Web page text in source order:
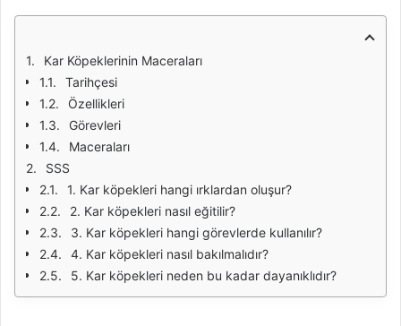
Kar Köpeklerinin Maceraları
Tarihçesi
Özellikleri
Görevleri
Maceraları
SSS
1. Kar köpekleri hangi ırklardan oluşur?
2. Kar köpekleri nasıl eğitilir?
3. Kar köpekleri hangi görevlerde kullanılır?
4. Kar köpekleri nasıl bakılmalıdır?
5. Kar köpekleri neden bu kadar dayanıklıdır?